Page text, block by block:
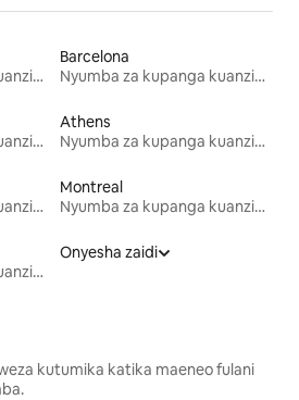
Nyumba za kupanga kuanzia mwezi mmoja
Barcelona
Nyumba za kupanga kuanzia mwezi mmoja
Nyumba za kupanga kuanzia mwezi mmoja
Athens
Nyumba za kupanga kuanzia mwezi mmoja
Nyumba za kupanga kuanzia mwezi mmoja
Montreal
Nyumba za kupanga kuanzia mwezi mmoja
Nyumba za kupanga kuanzia mwezi mmoja
Onyesha zaidi
kutumika katika maeneo fulani